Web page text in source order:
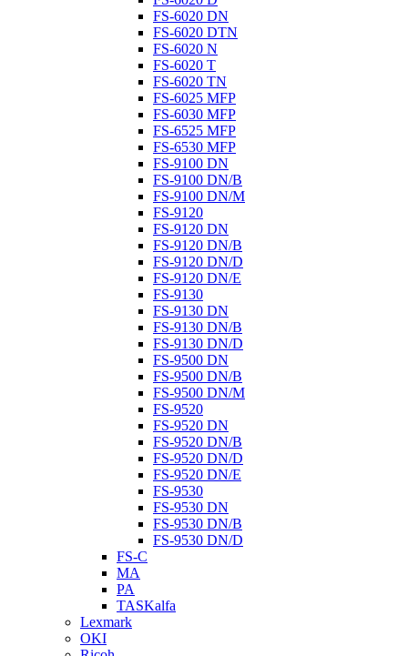
FS-6020 DN
FS-6020 DTN
FS-6020 N
FS-6020 T
FS-6020 TN
FS-6025 MFP
FS-6030 MFP
FS-6525 MFP
FS-6530 MFP
FS-9100 DN
FS-9100 DN/B
FS-9100 DN/M
FS-9120
FS-9120 DN
FS-9120 DN/B
FS-9120 DN/D
FS-9120 DN/E
FS-9130
FS-9130 DN
FS-9130 DN/B
FS-9130 DN/D
FS-9500 DN
FS-9500 DN/B
FS-9500 DN/M
FS-9520
FS-9520 DN
FS-9520 DN/B
FS-9520 DN/D
FS-9520 DN/E
FS-9530
FS-9530 DN
FS-9530 DN/B
FS-9530 DN/D
FS-C
MA
PA
TASKalfa
Lexmark
OKI